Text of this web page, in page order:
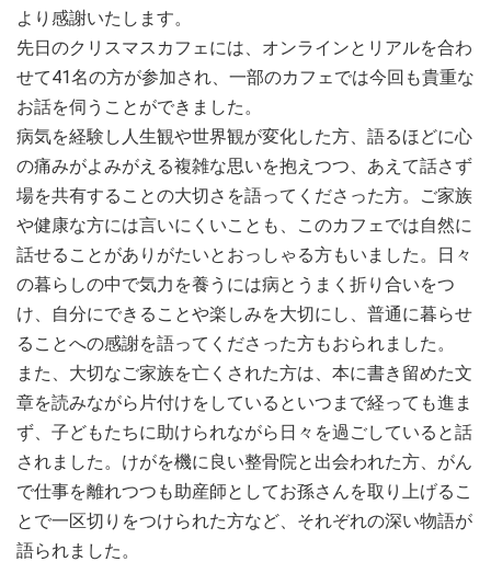
より感謝いたします。
先日のクリスマスカフェには、オンラインとリアルを合わ
せて41名の方が参加され、一部のカフェでは今回も貴重な
お話を伺うことができました。
病気を経験し人生観や世界観が変化した方、語るほどに心
の痛みがよみがえる複雑な思いを抱えつつ、あえて話さず
場を共有することの大切さを語ってくださった方。ご家族
や健康な方には言いにくいことも、このカフェでは自然に
話せることがありがたいとおっしゃる方もいました。日々
の暮らしの中で気力を養うには病とうまく折り合いをつ
け、自分にできることや楽しみを大切にし、普通に暮らせ
ることへの感謝を語ってくださった方もおられました。
また、大切なご家族を亡くされた方は、本に書き留めた文
章を読みながら片付けをしているといつまで経っても進ま
ず、子どもたちに助けられながら日々を過ごしていると話
されました。けがを機に良い整骨院と出会われた方、がん
で仕事を離れつつも助産師としてお孫さんを取り上げるこ
とで一区切りをつけられた方など、それぞれの深い物語が
語られました。